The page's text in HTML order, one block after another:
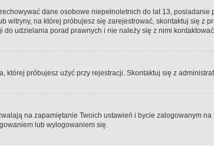
dane osobowe niepełnoletnich do lat 13,
na której próbujesz się zarejestrować, skontaktuj się z
udzielania porad prawnych i nie należy się z nimi
której próbujesz użyć przy rejestracji. Skontaktuj się z
na zapamiętanie Twoich ustawień i bycie zalogowanym
lub wylogowaniem się.